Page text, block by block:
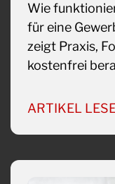
Wie
für eine
zeigt Praxis,
kostenfrei
ARTIKEL